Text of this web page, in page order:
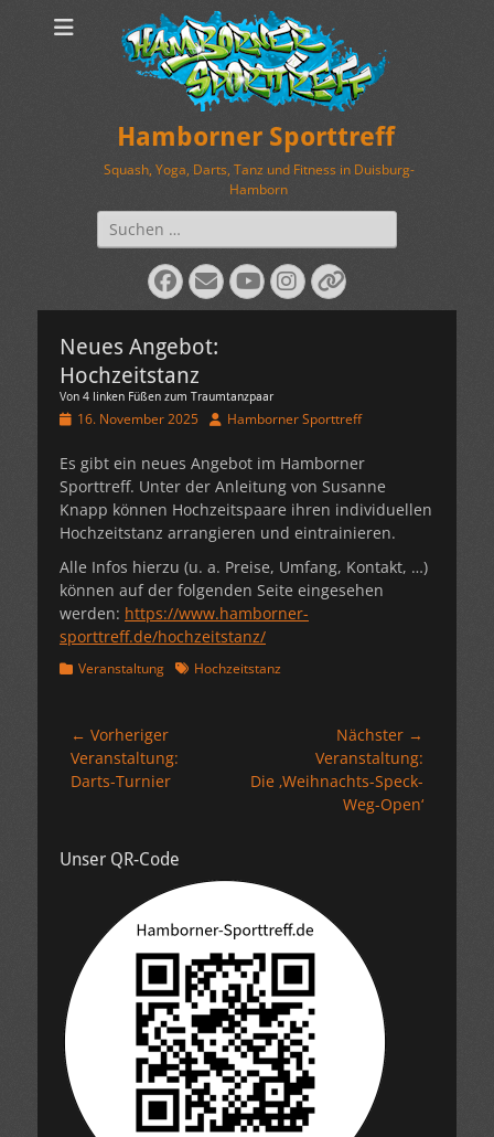
Hamborner Sporttreff
Squash, Yoga, Darts, Tanz und Fitness in Duisburg-
Hamborn
Suchen
nach:
Facebook
E-
Mail
YouTube
Instagram
Verknüpfung
Neues Angebot:
Hochzeitstanz
Von 4 linken Füßen zum Traumtanzpaar
Veröffentlicht
16. November 2025 AutorHamborner Sporttreff
Es gibt ein neues Angebot im Hamborner
Sporttreff. Unter der Anleitung von Susanne
Knapp können Hochzeitspaare ihren individuellen
Hochzeitstanz arrangieren und eintrainieren.
Alle Infos hierzu (u. a. Preise, Umfang, Kontakt, …)
können auf der folgenden Seite eingesehen
werden: https://www.hamborner-
sporttreff.de/hochzeitstanz/
Kategorien
Veranstaltung Schlagworte
Hochzeitstanz
Beitragsnavigation
← Vorheriger
Vorheriger
Beitrag:
Veranstaltung:
Darts-Turnier
Nächster →
Beitrag:
Veranstaltung:
Die ‚Weihnachts-Speck-
Weg-Open‘
Unser QR-Code